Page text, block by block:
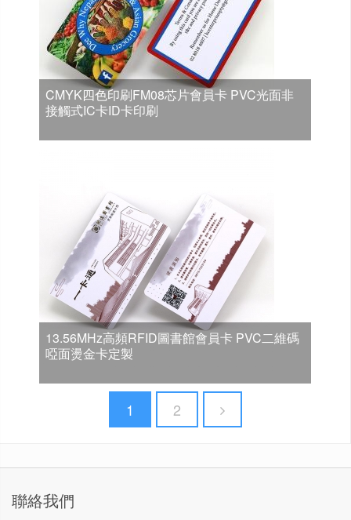
CMYK四色印刷FM08芯片會員卡 PVC光面非
接觸式IC卡ID卡印刷
13.56MHz高頻RFID圖書館會員卡 PVC二維碼
啞面燙金卡定製
1 2
聯絡我們